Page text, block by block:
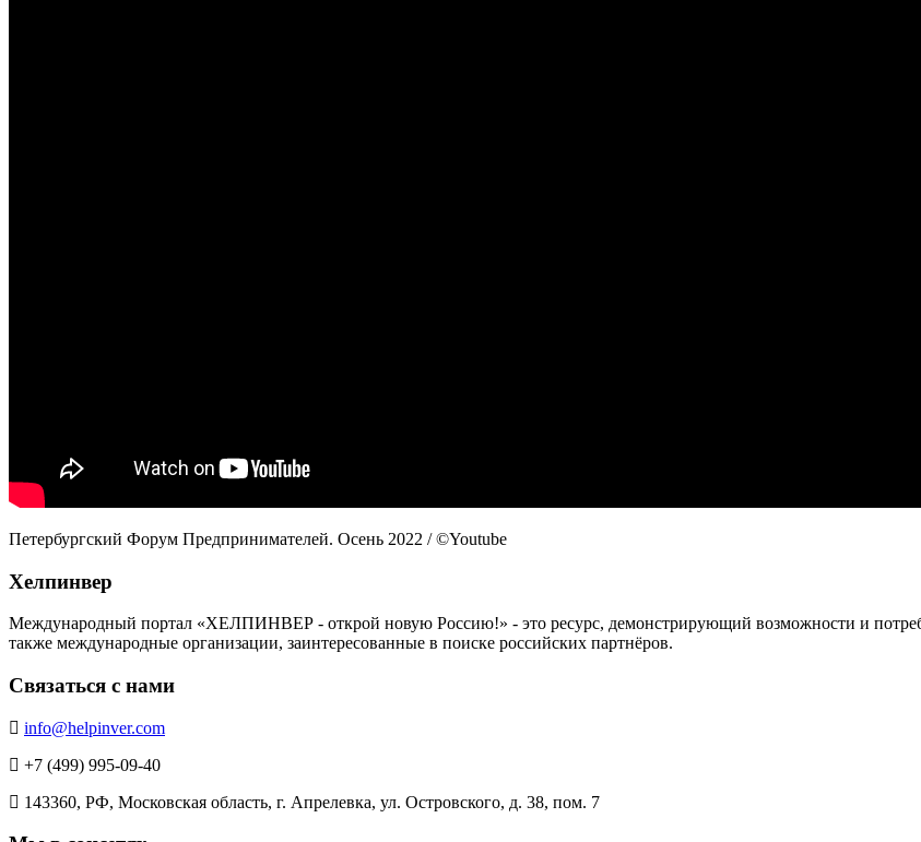
Петербургский Форум Предпринимателей. Осень 2022 / ©Youtube
Хелпинвер
Международный портал «ХЕЛПИНВЕР - открой новую Россию!» - это ресурс, демонстрирующий возможности и
также международные организации, заинтересованные в поиске российских партнёров.
Связаться с нами
info@helpinver.com
+7 (499) 995-09-40
143360, РФ, Московская область, г. Апрелевка, ул. Островского, д. 38, пом. 7